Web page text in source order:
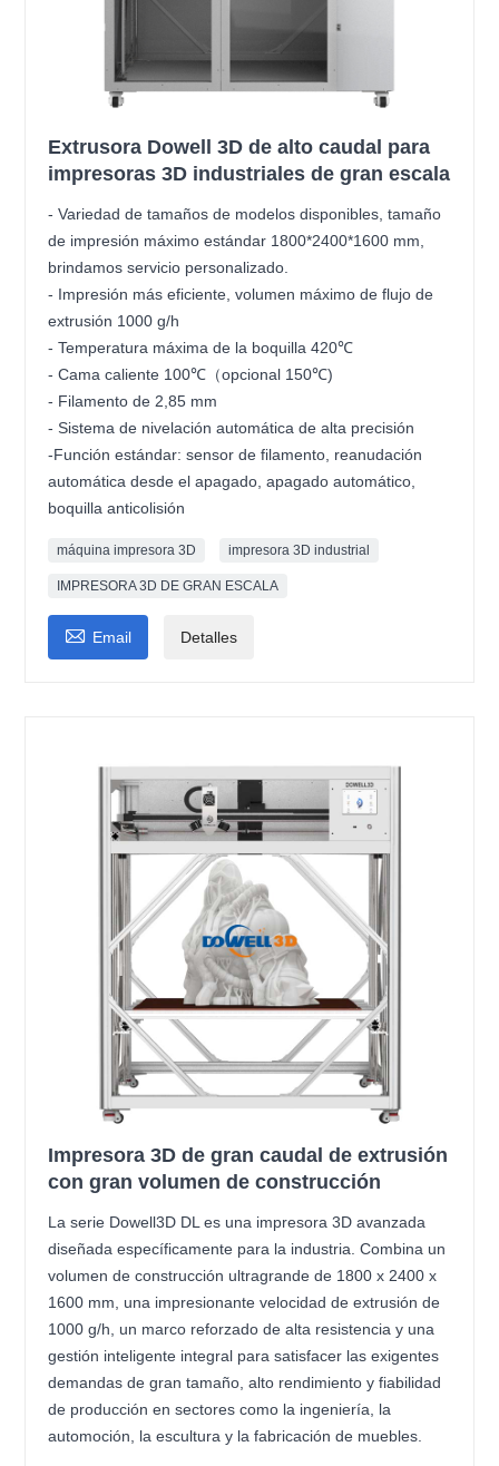
Extrusora Dowell 3D de alto caudal para
impresoras 3D industriales de gran escala
- Variedad de tamaños de modelos disponibles, tamaño
de impresión máximo estándar 1800*2400*1600 mm,
brindamos servicio personalizado.
- Impresión más eficiente, volumen máximo de flujo de
extrusión 1000 g/h
- Temperatura máxima de la boquilla 420℃
- Cama caliente 100℃（opcional 150℃)
- Filamento de 2,85 mm
- Sistema de nivelación automática de alta precisión
-Función estándar: sensor de filamento, reanudación
automática desde el apagado, apagado automático,
boquilla anticolisión
máquina impresora 3D impresora 3D industrial
IMPRESORA 3D DE GRAN ESCALA
 Email Detalles
Impresora 3D de gran caudal de extrusión
con gran volumen de construcción
La serie Dowell3D DL es una impresora 3D avanzada
diseñada específicamente para la industria. Combina un
volumen de construcción ultragrande de 1800 x 2400 x
1600 mm, una impresionante velocidad de extrusión de
1000 g/h, un marco reforzado de alta resistencia y una
gestión inteligente integral para satisfacer las exigentes
demandas de gran tamaño, alto rendimiento y fiabilidad
de producción en sectores como la ingeniería, la
automoción, la escultura y la fabricación de muebles.